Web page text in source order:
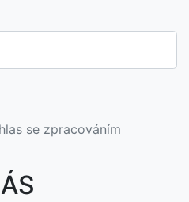
se zpracováním